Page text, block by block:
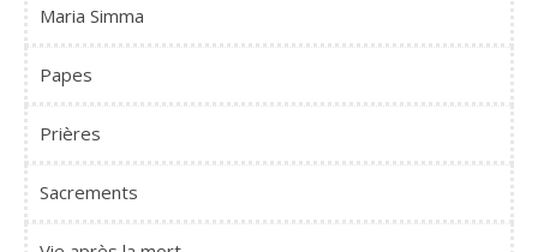
Maria Simma
Papes
Prières
Sacrements